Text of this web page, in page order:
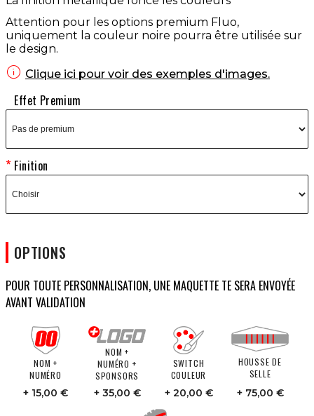
Attention pour les options premium Fluo,
uniquement la couleur noire pourra être utilisée sur
le design.
 Clique ici pour voir des exemples d'images.
Effet Premium
Finition
OPTIONS
POUR TOUTE PERSONNALISATION, UNE MAQUETTE TE SERA ENVOYÉE
AVANT VALIDATION
NOM +
NUMÉRO
15,00 €
NOM +
NUMÉRO +
SPONSORS
35,00 €
SWITCH
COULEUR
20,00 €
HOUSSE DE
SELLE
75,00 €